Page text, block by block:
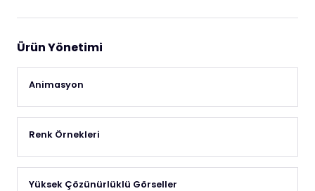
Ürün Yönetimi
Animasyon
Renk Örnekleri
Yüksek Çözünürlüklü Görseller